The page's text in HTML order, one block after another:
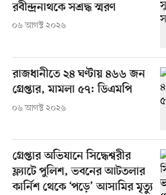
রবীন্দ্রনাথকে সশ্রদ্ধ স্মরণ
০৬ আগস্ট ২০২৬
রাজধানীতে ২৪ ঘণ্টায় ৪৬৬ জন
গ্রেপ্তার, মামলা ৫৭: ডিএমপি
০৬ আগস্ট ২০২৬
গ্রেপ্তার অভিযানে সিদ্ধেশ্বরীর
ফ্ল্যাটে পুলিশ, ভবনের আটতলার
কার্নিশ থেকে ‘পড়ে’ আসামির মৃত্যু